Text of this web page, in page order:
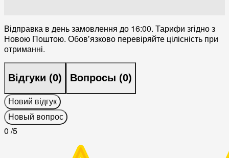
Відправка в день замовлення до 16:00. Тарифи згідно з
Новою Поштою. Обовʼязково перевіряйте цілісність при
отриманні.
Відгуки (0) Вопросы (0)
Новий відгук
Новый вопрос
0 /5